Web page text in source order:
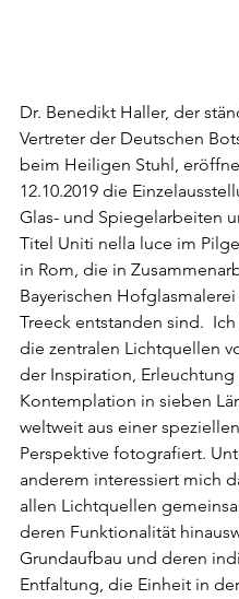
Dr. Benedikt Haller, der
Vertreter der Deutschen
beim Heiligen Stuhl,
12.10.2019 die
Glas- und Spiegelarbeiten
Titel Uniti nella luce im
in Rom, die in
Bayerischen Hofglasmalerei
Treeck entstanden sind.
die zentralen Lichtquellen
der Inspiration, Erleuchtung
Kontemplation in sieben
weltweit aus einer speziellen
Perspektive fotografiert.
anderem interessiert mich
allen Lichtquellen
deren Funktionalität
Grundaufbau und deren
Entfaltung, die Einheit in